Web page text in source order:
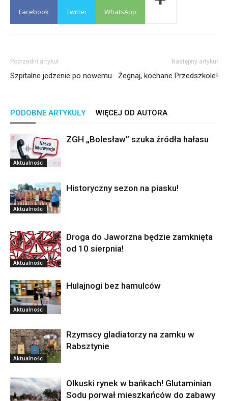
Facebook Twitter WhatsApp
Poprzedni artykuł
Szpitalne jedzenie po nowemu
Następny artykuł
Żegnaj, kochane Przedszkole!
PODOBNE ARTYKUŁY WIĘCEJ OD AUTORA
Aktualności
ZGH „Bolesław” szuka źródła hałasu
Aktualności
Historyczny sezon na piasku!
Aktualności
Droga do Jaworzna będzie zamknięta
od 10 sierpnia!
Aktualności
Hulajnogi bez hamulców
Aktualności
Rzymscy gladiatorzy na zamku w
Rabsztynie
Olkuski rynek w bańkach! Glutaminian
Sodu porwał mieszkańców do zabawy